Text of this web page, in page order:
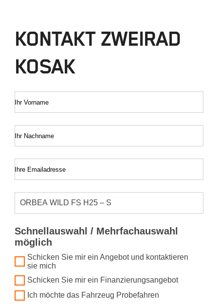
KONTAKT ZWEIRAD
KOSAK
Ihr Vorname
Ihr Nachname
Ihre Emailadresse
Schnellauswahl / Mehrfachauswahl
möglich
Schicken Sie mir ein Angebot und kontaktieren
sie mich
Schicken Sie mir ein Finanzierungsangebot
Ich möchte das Fahrzeug Probefahren